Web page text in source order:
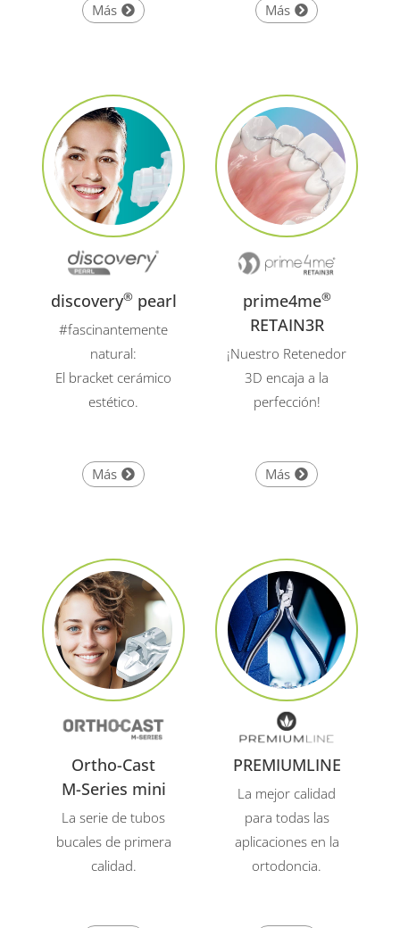
Más Más
discovery®pearl
#fascinantemente
natural:
El bracket cerámico
estético.
Más
prime4me®
RETAIN3R
¡Nuestro Retenedor
3D encaja a la
perfección!
Más
Ortho-Cast
M-Series mini
La serie de tubos
bucales de primera
calidad.
PREMIUMLINE
La mejor calidad
para todas las
aplicaciones en la
ortodoncia.